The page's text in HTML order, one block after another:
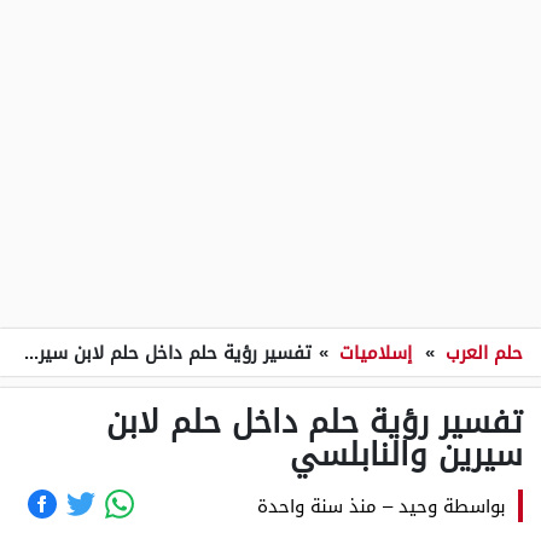
حلم العرب » إسلاميات » تفسير رؤية حلم داخل حلم لابن سيرين والنابلسي
تفسير رؤية حلم داخل حلم لابن
سيرين والنابلسي
بواسطة وحيد– منذ سنة واحدة